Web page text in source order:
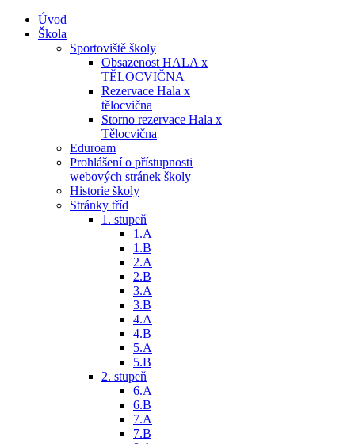
Úvod
Škola
Sportoviště školy
Obsazenost HALA x
TĚLOCVIČNA
Rezervace Hala x
tělocvična
Storno rezervace Hala x
Tělocvična
Eduroam
Prohlášení o přístupnosti
webových stránek školy
Historie školy
Stránky tříd
1. stupeň
1.A
1.B
2.A
2.B
3.A
3.B
4.A
4.B
5.A
5.B
2. stupeň
6.A
6.B
7.A
7.B